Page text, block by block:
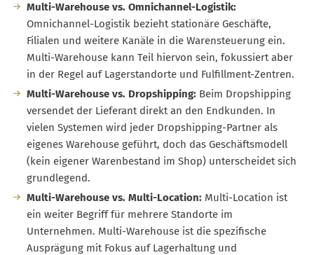
Multi-Warehouse vs. Omnichannel-Logistik:
Omnichannel-Logistik bezieht stationäre Geschäfte,
Filialen und weitere Kanäle in die Warensteuerung ein.
Multi-Warehouse kann Teil hiervon sein, fokussiert aber
in der Regel auf Lagerstandorte und Fulfillment-Zentren.
Multi-Warehouse vs. Dropshipping: Beim Dropshipping
versendet der Lieferant direkt an den Endkunden. In
vielen Systemen wird jeder Dropshipping-Partner als
eigenes Warehouse geführt, doch das Geschäftsmodell
(kein eigener Warenbestand im Shop) unterscheidet sich
grundlegend.
Multi-Warehouse vs. Multi-Location: Multi-Location ist
ein weiter Begriff für mehrere Standorte im
Unternehmen. Multi-Warehouse ist die spezifische
Ausprägung mit Fokus auf Lagerhaltung und